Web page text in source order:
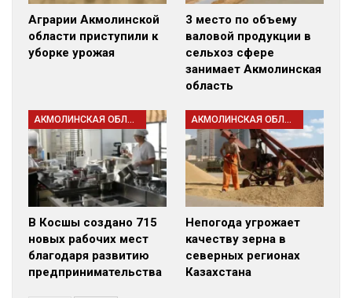
Аграрии Акмолинской
области приступили к
уборке урожая
3 место по объему
валовой продукции в
сельхоз сфере
занимает Акмолинская
область
АКМОЛИНСКАЯ ОБЛАСТЬ
В Косшы создано 715
новых рабочих мест
благодаря развитию
предпринимательства
АКМОЛИНСКАЯ ОБЛАСТЬ
Непогода угрожает
качеству зерна в
северных регионах
Казахстана